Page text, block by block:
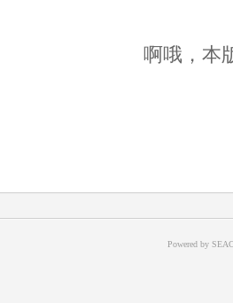
啊哦，本
Powered by